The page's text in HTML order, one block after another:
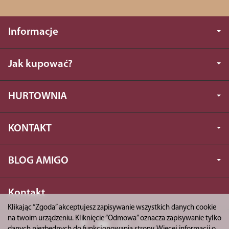
Informacje
Jak kupować?
HURTOWNIA
KONTAKT
BLOG AMIGO
Kontakt
Klikając “Zgoda” akceptujesz zapisywanie wszystkich danych cookie
na twoim urządzeniu. Kliknięcie “Odmowa” oznacza zapisywanie tylko